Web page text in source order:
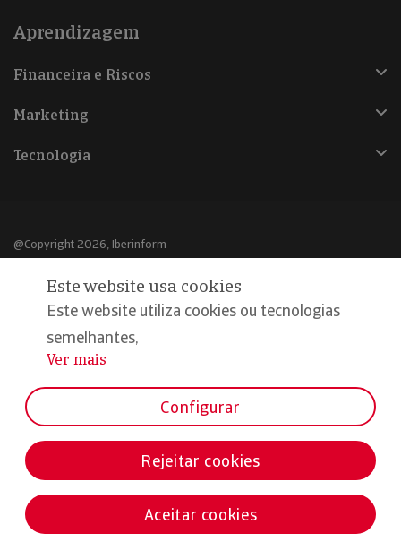
Aprendizagem
Financeira e Riscos
Marketing
Tecnologia
@Copyright 2026, Iberinform
Aviso legal
Política de cookies
Declaração de privacidade
Este website usa cookies
Este website utiliza cookies ou tecnologias
semelhantes,
...
Ver mais
Configurar
Rejeitar cookies
Aceitar cookies